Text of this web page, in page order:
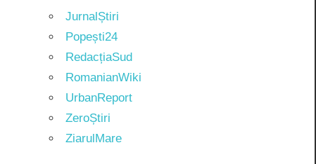
JurnalȘtiri
Popești24
RedacțiaSud
RomanianWiki
UrbanReport
ZeroȘtiri
ZiarulMare